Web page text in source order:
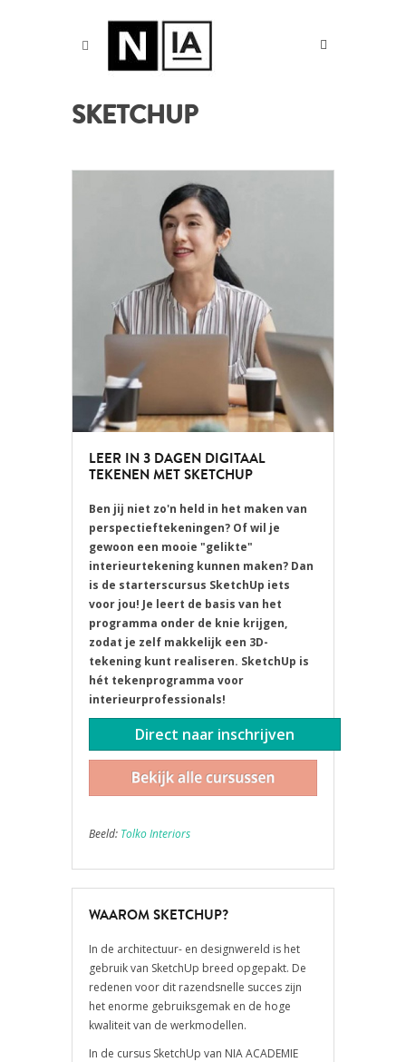
SKETCHUP
LEER IN 3 DAGEN DIGITAAL
TEKENEN MET SKETCHUP
Ben jij niet zo'n held in het maken van
perspectieftekeningen? Of wil je
gewoon een mooie "gelikte"
interieurtekening kunnen maken? Dan
is de starterscursus SketchUp iets
voor jou! Je leert de basis van het
programma onder de knie krijgen,
zodat je zelf makkelijk een 3D-
tekening kunt realiseren. SketchUp is
hét tekenprogramma voor
interieurprofessionals!
Direct naar inschrijven
Beeld: Tolko Interiors
WAAROM SKETCHUP?
In de architectuur- en designwereld is het
gebruik van SketchUp breed opgepakt. De
redenen voor dit razendsnelle succes zijn
het enorme gebruiksgemak en de hoge
kwaliteit van de werkmodellen.
In de cursus SketchUp van NIA ACADEMIE